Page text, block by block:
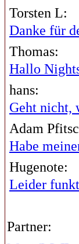
Torsten L:
Danke für
Thomas:
Hallo
hans:
Geht nicht,
Adam
Habe
Hugenote:
Leider
Partner: